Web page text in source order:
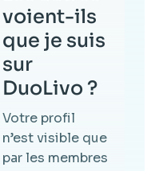
voient-ils
que je suis
sur
DuoLivo ?
Votre profil
n’est visible que
par les membres